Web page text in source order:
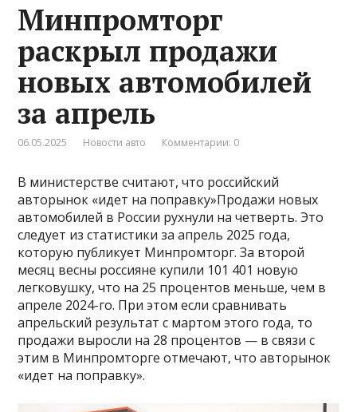
Минпромторг
раскрыл продажи
новых автомобилей
за апрель
06.05.2025 Новости авто Комментарии: 0
В министерстве считают, что российский
авторынок «идет на поправку»Продажи новых
автомобилей в России рухнули на четверть. Это
следует из статистики за апрель 2025 года,
которую публикует Минпромторг. За второй
месяц весны россияне купили 101 401 новую
легковушку, что на 25 процентов меньше, чем в
апреле 2024-го. При этом если сравнивать
апрельский результат с мартом этого года, то
продажи выросли на 28 процентов — в связи с
этим в Минпромторге отмечают, что авторынок
«идет на поправку».